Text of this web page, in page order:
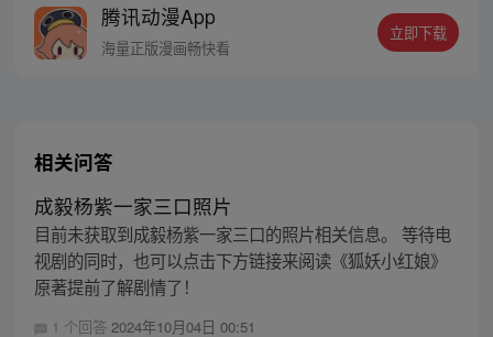
腾讯动漫App
海量正版漫画畅快看
立即下载
相关问答
成毅杨紫一家三口照片
目前未获取到成毅杨紫一家三口的照片相关信息。 等待电
视剧的同时，也可以点击下方链接来阅读《狐妖小红娘》
原著提前了解剧情了！
1 个回答 2024年10月04日 00:51